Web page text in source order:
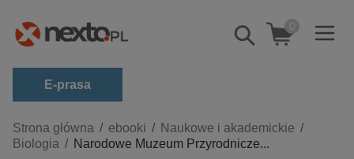
Pokaż/schowaj
wyszukiwarkę
0
E-prasa
Kategorie
Zobacz wszystkie E-prasa
Strona główna ebooki
Naukowe i akademickie
Biologia
Narodowe Muzeum Przyrodnicze...